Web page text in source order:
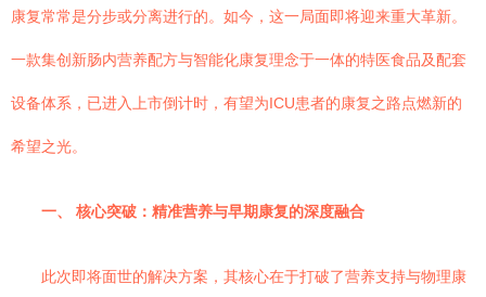
康复常常是分步或分离进行的。如今，这一局面即将迎来重大革新。
一款集创新肠内营养配方与智能化康复理念于一体的特医食品及配套
设备体系，已进入上市倒计时，有望为ICU患者的康复之路点燃新的
希望之光。
一、 核心突破：精准营养与早期康复的深度融合
此次即将面世的解决方案，其核心在于打破了营养支持与物理康